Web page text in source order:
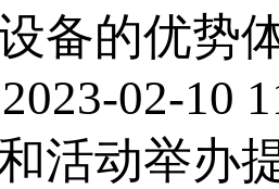
备的优势
2023-02-10
活动举办